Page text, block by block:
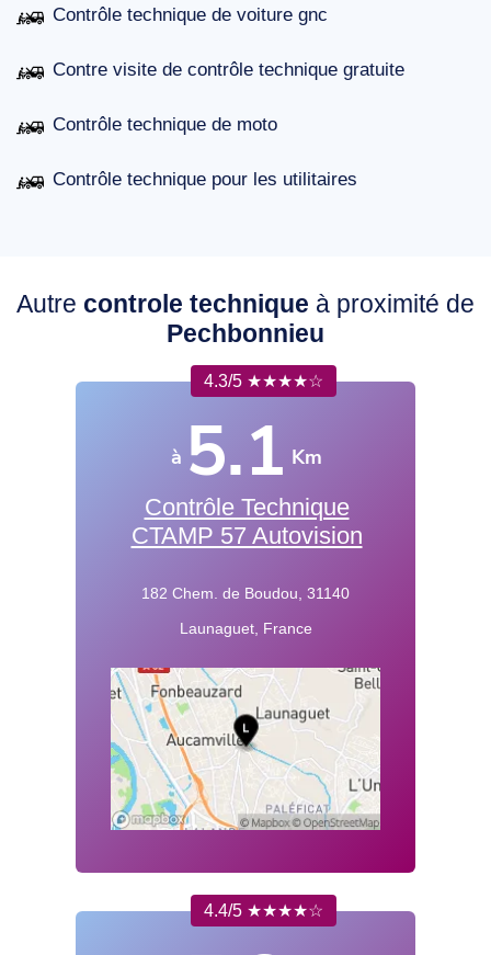
Contrôle technique de voiture gnc
Contre visite de contrôle technique gratuite
Contrôle technique de moto
Contrôle technique pour les utilitaires
Autre controle technique à proximité de
Pechbonnieu
4.3/5 ★★★★☆
à 5.1 Km
Contrôle Technique
CTAMP 57 Autovision
182 Chem. de Boudou, 31140
Launaguet, France
4.4/5 ★★★★☆